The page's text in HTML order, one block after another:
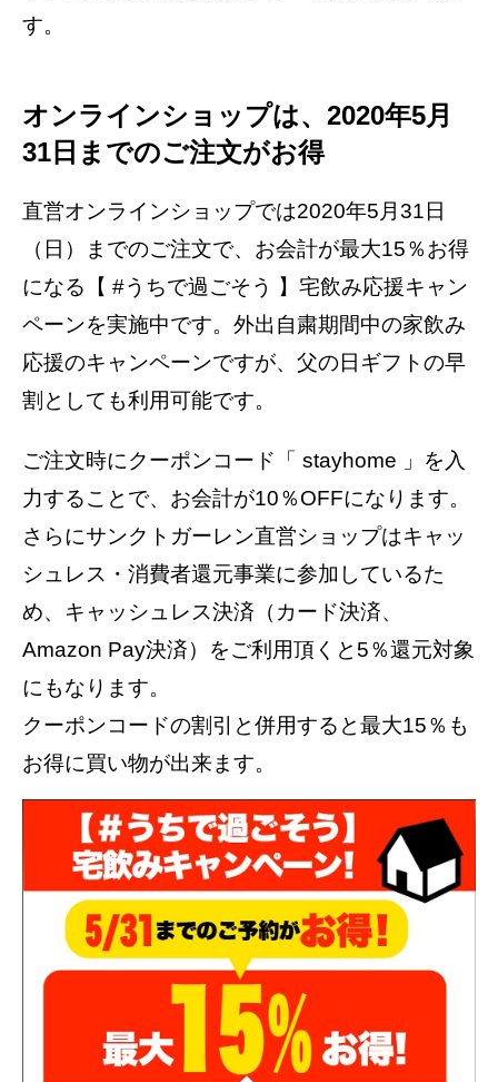
す。
オンラインショップは、2020年5月
31日までのご注文がお得
直営オンラインショップでは2020年5月31日
（日）までのご注文で、お会計が最大15％お得
になる【 #うちで過ごそう 】宅飲み応援キャン
ペーンを実施中です。外出自粛期間中の家飲み
応援のキャンペーンですが、父の日ギフトの早
割としても利用可能です。
ご注文時にクーポンコード「 stayhome 」を入
力することで、お会計が10％OFFになります。
さらにサンクトガーレン直営ショップはキャッ
シュレス・消費者還元事業に参加しているた
め、キャッシュレス決済（カード決済、
Amazon Pay決済）をご利用頂くと5％還元対象
にもなります。
クーポンコードの割引と併用すると最大15％も
お得に買い物が出来ます。